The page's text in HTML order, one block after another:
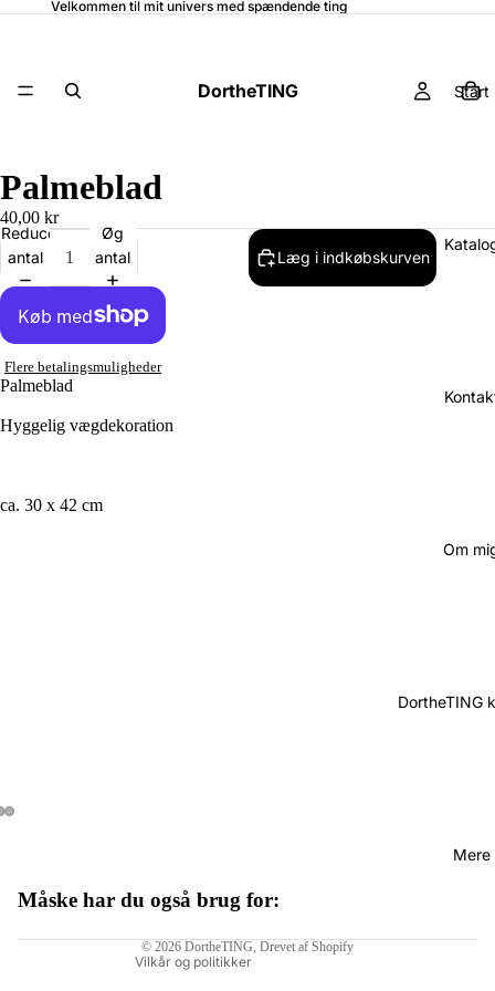
Velkommen til mit univers med spændende ting
DortheTING Start
Om
DortheTING
Mere
Palmeblad
40,00 kr
Reducer
antal
Øg
antal
Læg i indkøbskurven
Flere betalingsmuligheder
Palmeblad
Hyggelig vægdekoration
ca. 30 x 42 cm
Måske har du også brug for:
© 2026 DortheTING, Drevet af Shopify
Vilkår og politikker